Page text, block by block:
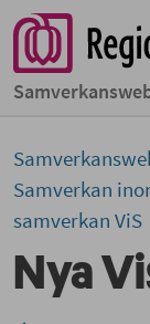
Samverkan
samverkan ViS
Nya